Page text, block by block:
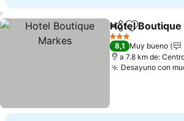
CompartirAgregar a
Hotel
3 Estrellas
8,1 Muy bueno
a 7.8 km de:
Desayuno con